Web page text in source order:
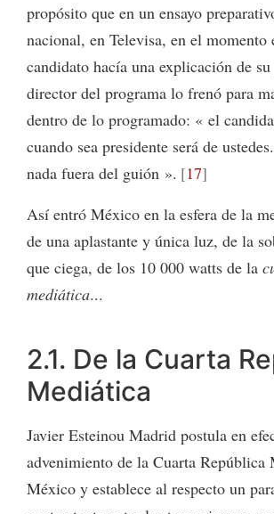
propósito que en un ensayo
nacional, en Televisa, en el momento
candidato hacía una explicación de
director del programa lo frenó para
dentro de lo programado: « el
cuando sea presidente será de
nada fuera del guión ». 17
Así entró México en la esfera de la
de una aplastante y única luz, de la
que ciega, de los 10 000 watts de la
mediática...
2.1. De la Cuarta
Mediática
Javier Esteinou Madrid postula en
advenimiento de la Cuarta República
México y establece al respecto un